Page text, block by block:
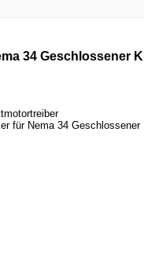
34 Geschlossener
für Nema 34